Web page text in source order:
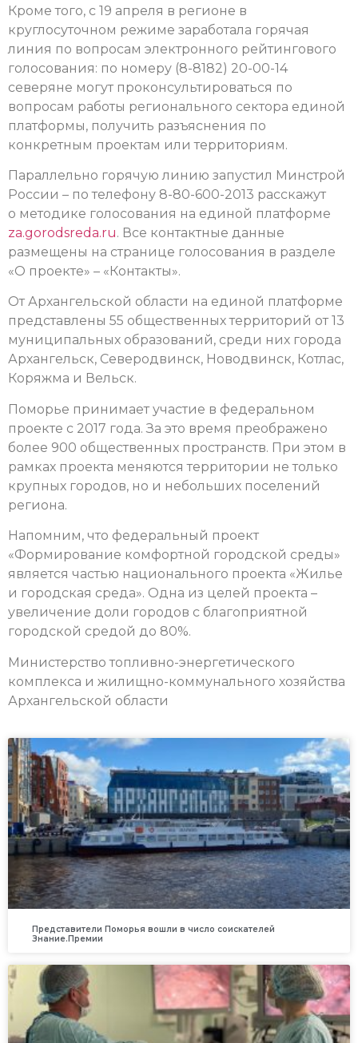
Кроме того, с 19 апреля в регионе в
круглосуточном режиме заработала горячая
линия по вопросам электронного рейтингового
голосования: по номеру (8-8182) 20-00-14
северяне могут проконсультироваться по
вопросам работы регионального сектора единой
платформы, получить разъяснения по
конкретным проектам или территориям.
Параллельно горячую линию запустил Минстрой
России – по телефону 8-80-600-2013 расскажут
о методике голосования на единой платформе
za.gorodsreda.ru. Все контактные данные
размещены на странице голосования в разделе
«О проекте» – «Контакты».
От Архангельской области на единой платформе
представлены 55 общественных территорий от 13
муниципальных образований, среди них города
Архангельск, Северодвинск, Новодвинск, Котлас,
Коряжма и Вельск.
Поморье принимает участие в федеральном
проекте с 2017 года. За это время преображено
более 900 общественных пространств. При этом в
рамках проекта меняются территории не только
крупных городов, но и небольших поселений
региона.
Напомним, что федеральный проект
«Формирование комфортной городской среды»
является частью национального проекта «Жилье
и городская среда». Одна из целей проекта –
увеличение доли городов с благоприятной
городской средой до 80%.
Министерство топливно-энергетического
комплекса и жилищно-коммунального хозяйства
Архангельской области
Представители Поморья вошли в число соискателей
Знание.Премии